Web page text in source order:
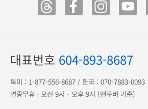
대표번호 604-893-8687
북미 : 1-877-556-8687 / 한국 : 070-7883-0093
연중무휴 · 오전 9시 - 오후 9시 (밴쿠버 기준)